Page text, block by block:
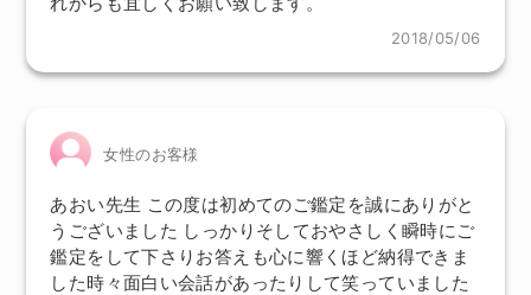
2018/05/06
女性のお客様
あおい先生 この度は初めてのご鑑定を誠にありがと
うございました しっかりそしておやさしく瞬時にご
鑑定をして下さりお答えも心に響くほど納得できま
した時々面白い会話があったりして笑っていました